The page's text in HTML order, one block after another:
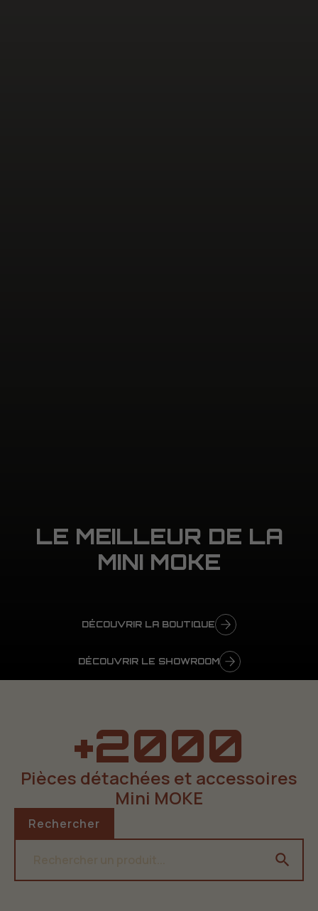
LE MEILLEUR DE LA
MINI MOKE
DÉCOUVRIR LA BOUTIQUE
DÉCOUVRIR LE SHOWROOM
+2000
Pièces détachées et accessoires
Mini MOKE
Rechercher
search